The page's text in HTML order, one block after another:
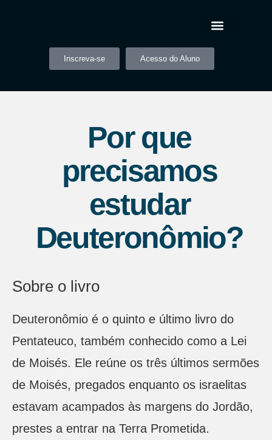
Inscreva-se Acesso do Aluno
Por que
precisamos
estudar
Deuteronômio?
Sobre o livro
Deuteronômio é o quinto e último livro do
Pentateuco, também conhecido como a Lei
de Moisés. Ele reúne os três últimos sermões
de Moisés, pregados enquanto os israelitas
estavam acampados às margens do Jordão,
prestes a entrar na Terra Prometida.